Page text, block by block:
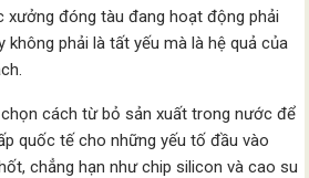
xưởng đóng tàu đang hoạt động phải
không phải là tất yếu mà là hệ quả của
cách từ bỏ sản xuất trong nước để
quốc tế cho những yếu tố đầu vào
chẳng hạn như chip silicon và cao su